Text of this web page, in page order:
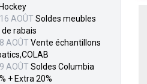
AOÛT Soldes meubles
rabais
AOÛT Vente échantillons
AOÛT Soldes Columbia
+ Extra 20%